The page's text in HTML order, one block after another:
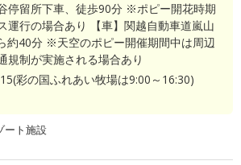
停留所下車、徒歩90分 ※ポピー開花時期
運行の場合あり 【車】関越自動車道嵐山
約40分 ※天空のポピー開催期間中は周辺
規制が実施される場合あり
彩の国ふれあい牧場は9:00～16:30)
ート施設